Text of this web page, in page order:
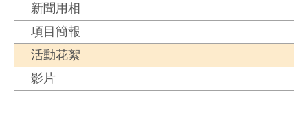
新聞用相
項目簡報
活動花絮
影片